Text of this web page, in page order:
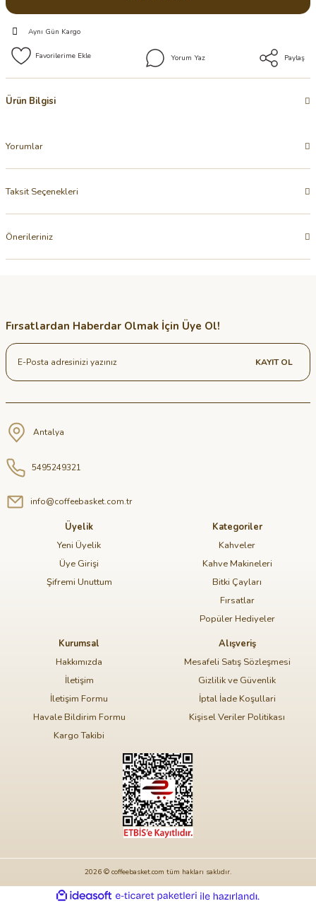
Aynı Gün Kargo
Yorum Yaz Paylaş
Ürün Bilgisi
Yorumlar
Taksit Seçenekleri
Önerileriniz
Fırsatlardan Haberdar Olmak İçin Üye Ol!
KAYIT OL
Antalya
5495249321
info@coffeebasket.com.tr
Üyelik
Yeni Üyelik
Üye Girişi
Şifremi Unuttum
Kategoriler
Kahveler
Kahve Makineleri
Bitki Çayları
Fırsatlar
Popüler Hediyeler
Kurumsal
Hakkımızda
İletişim
İletişim Formu
Havale Bildirim Formu
Kargo Takibi
Alışveriş
Mesafeli Satış Sözleşmesi
Gizlilik ve Güvenlik
İptal İade Koşullari
Kişisel Veriler Politikası
2026 © coffeebasket.com tüm hakları saklıdır.
ideasoft
e-